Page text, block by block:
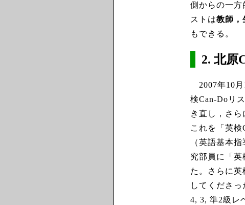
側からの一方
ストは教師，
もできる。
2. 北原
2007年10月
検Can-Doリ
き直し，さら
これを「英
（英語基本
究部員に「英
た。さらに英
してくださ
4, 3, 準2級レ